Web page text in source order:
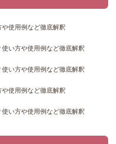
や使用例など徹底解釈
使い方や使用例など徹底解釈
使い方や使用例など徹底解釈
や使用例など徹底解釈
使い方や使用例など徹底解釈